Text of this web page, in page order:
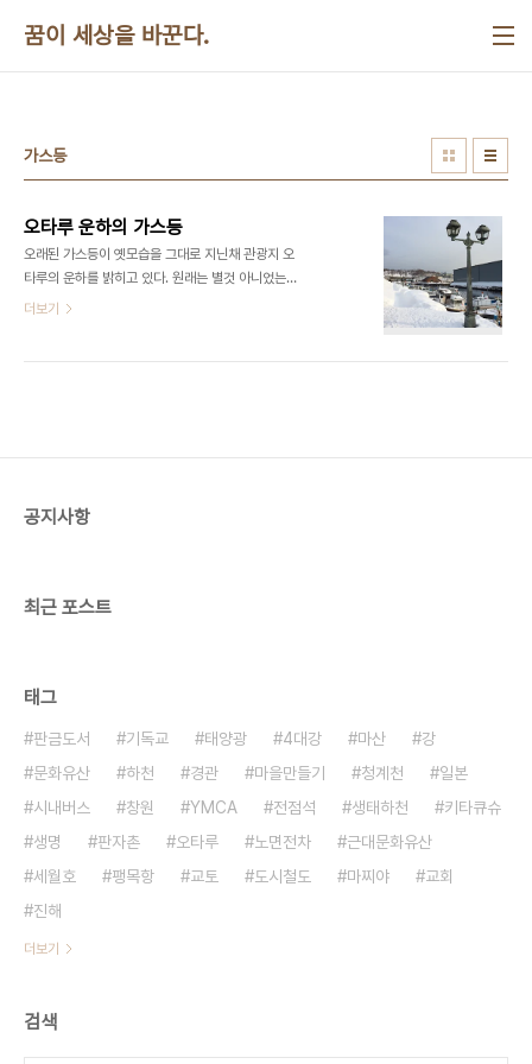
꿈이 세상을 바꾼다.
가스등
오타루 운하의 가스등
​​오래된 가스등이 옛모습을 그대로 지닌채 관광지 오
타루의 운하를 밝히고 있다. 원래는 별것 아니었는데
지금은 모든 관광객의 시선을 사로잡고 있다. ​​​
더보기
공지사항
최근 포스트
태그
판금도서 기독교 태양광 4대강 마산
강
문화유산
하천 경관 마을만들기 청계천
일본
시내버스
창원 YMCA 전점석 생태하천
키타큐슈
생명
판자촌 오타루 노면전차
근대문화유산
세월호
팽목항 교토 도시철도 마찌야
교회
진해
더보기
검색